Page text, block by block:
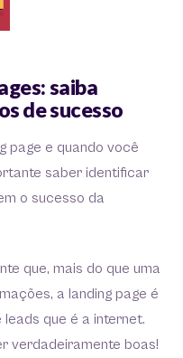
saiba
de sucesso
page e quando você
saber identificar
o sucesso da
que, mais do que uma
a landing page é
leads que é a internet.
verdadeiramente boas!